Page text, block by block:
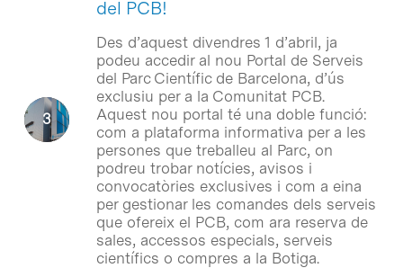
del PCB!
Des d’aquest divendres 1 d’abril, ja
podeu accedir al nou Portal de Serveis
del Parc Científic de Barcelona, d’ús
exclusiu per a la Comunitat PCB.
Aquest nou portal té una doble funció:
com a plataforma informativa per a les
persones que treballeu al Parc, on
podreu trobar notícies, avisos i
convocatòries exclusives i com a eina
per gestionar les comandes dels serveis
que ofereix el PCB, com ara reserva de
sales, accessos especials, serveis
científics o compres a la Botiga.